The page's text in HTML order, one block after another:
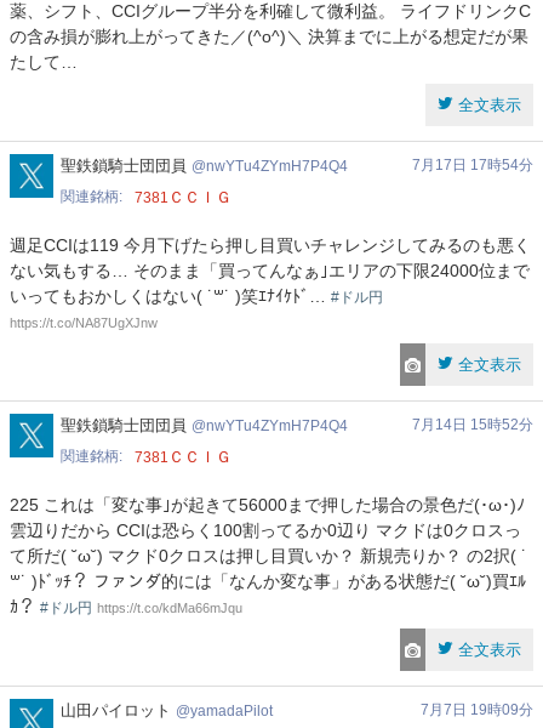
薬、シフト、CCIグループ半分を利確して微利益。 ライフドリンクC
の含み損が膨れ上がってきた／(^o^)＼ 決算までに上がる想定だが果
たして…
全文表示
nwYTu4ZYmH7P4Q4
聖鉄鎖騎士団団員 nwYTu4ZYmH7P4Q4
7月17日 17時54分
関連銘柄
7381 ＣＣＩＧ
週足CCIは119 今月下げたら押し目買いチャレンジしてみるのも悪く
ない気もする… そのまま「買ってんなぁ｣エリアの下限24000位まで
いってもおかしくはない( ˙꒳˙ )笑ｴﾅｲｹﾄﾞ… #ドル円
https://t.co/NA87UgXJnw
全文表示
nwYTu4ZYmH7P4Q4
聖鉄鎖騎士団団員 nwYTu4ZYmH7P4Q4
7月14日 15時52分
関連銘柄
7381 ＣＣＩＧ
225 これは「変な事｣が起きて56000まで押した場合の景色だ(･ω･)ﾉ
雲辺りだから CCIは恐らく100割ってるか0辺り マクドは0クロスっ
て所だ( ˘ω˘) マクド0クロスは押し目買いか？ 新規売りか？ の2択( ˙
꒳˙ )ﾄﾞｯﾁ？ ファンダ的には「なんか変な事」がある状態だ( ˘ω˘)買ｴﾙ
ｶ？ #ドル円 https://t.co/kdMa66mJqu
全文表示
yamadaPilot
山田パイロット yamadaPilot
7月7日 19時09分